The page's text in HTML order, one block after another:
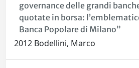
governance delle grandi
quotate in borsa:
Banca Popolare di Milano”
2012 Bodellini, Marco